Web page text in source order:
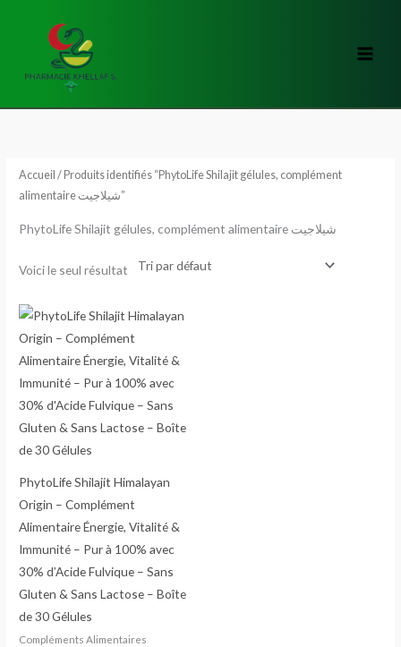
Accueil / Produits identifiés “PhytoLife Shilajit gélules, complément
alimentaire شيلاجيت”
PhytoLife Shilajit gélules, complément alimentaire شيلاجيت
Voici le seul résultat
PhytoLife Shilajit Himalayan
Origin – Complément
Alimentaire Énergie, Vitalité &
Immunité – Pur à 100% avec
30% d’Acide Fulvique – Sans
Gluten & Sans Lactose – Boîte
de 30 Gélules
Compléments Alimentaires